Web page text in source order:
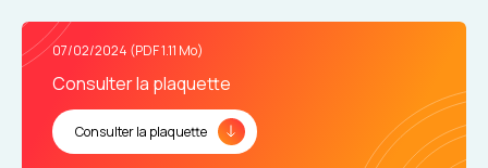
07/02/2024 (PDF 1.11 Mo)
Consulter la plaquette
Consulter la plaquette